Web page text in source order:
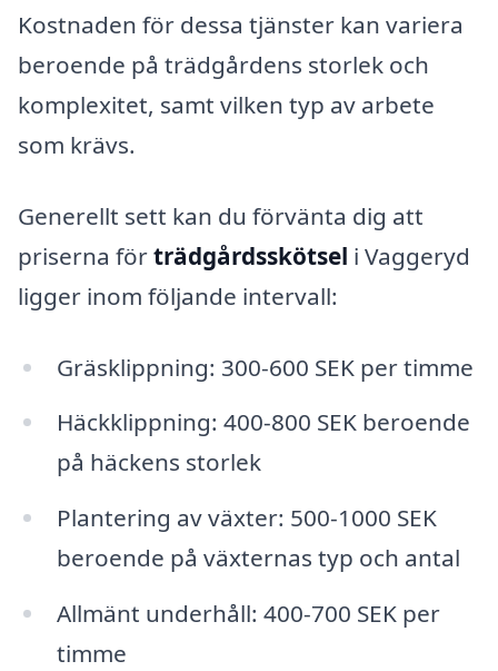
Kostnaden för dessa tjänster kan variera
beroende på trädgårdens storlek och
komplexitet, samt vilken typ av arbete
som krävs.
Generellt sett kan du förvänta dig att
priserna förträdgårdsskötsel i Vaggeryd
ligger inom följande intervall:
Gräsklippning: 300-600 SEK per timme
Häckklippning: 400-800 SEK beroende
på häckens storlek
Plantering av växter: 500-1000 SEK
beroende på växternas typ och antal
Allmänt underhåll: 400-700 SEK per
timme